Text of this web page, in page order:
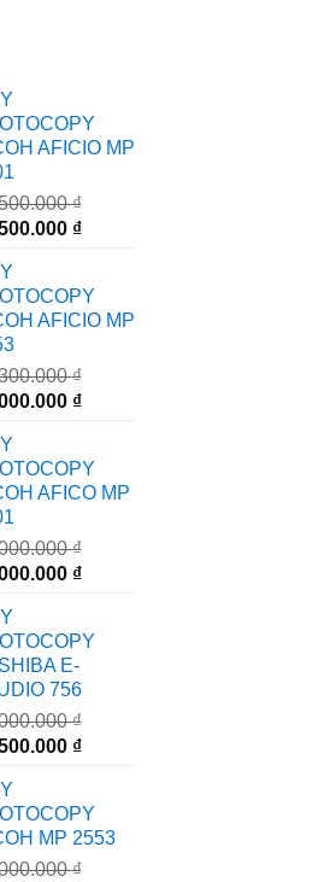
AFICIO MP
₫
₫.
₫Giá
là:
24.500.000 ₫.
AFICIO MP
₫
₫.
₫Giá
là:
19.000.000 ₫.
AFICO MP
₫
₫.
₫Giá
là:
E-
756
₫
₫.
₫Giá
là:
35.500.000 ₫.
MP 2553
₫